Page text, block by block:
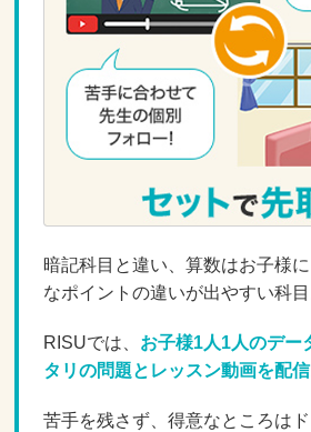
暗記科目と違い、算数はお子様
なポイントの違いが出やすい科目
RISUでは、 お子様1人1人のデー
タリの問題とレッスン動画を配信
苦手を残さず、得意なところは